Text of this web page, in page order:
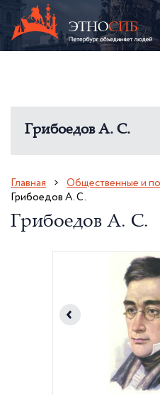
Грибоедов А. С.
Главная
Общественные и
Грибоедов А. С.
Грибоедов А. С.